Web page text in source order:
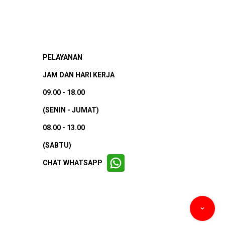
PELAYANAN
JAM DAN HARI KERJA
09.00 - 18.00
(SENIN - JUMAT)
08.00 - 13.00
(SABTU)
CHAT WHATSAPP